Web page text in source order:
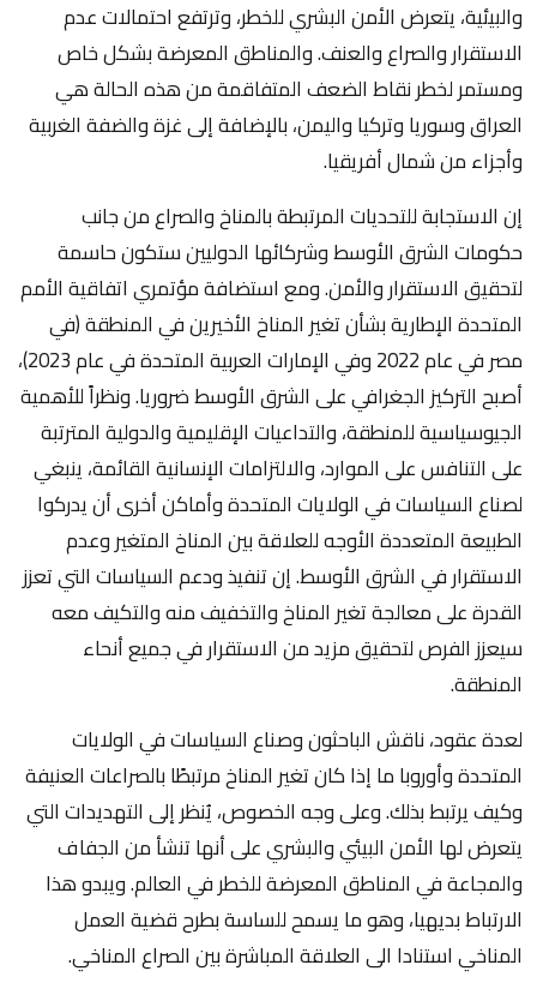
والبيئية، يتعرض الأمن البشري للخطر، وترتفع احتمالات عدم
الاستقرار والصراع والعنف. والمناطق المعرضة بشكل خاص
ومستمر لخطر نقاط الضعف المتفاقمة من هذه الحالة هي
العراق وسوريا وتركيا واليمن، بالإضافة إلى غزة والضفة الغربية
وأجزاء من شمال أفريقيا.
إن الاستجابة للتحديات المرتبطة بالمناخ والصراع من جانب
حكومات الشرق الأوسط وشركائها الدوليين ستكون حاسمة
لتحقيق الاستقرار والأمن. ومع استضافة مؤتمري اتفاقية الأمم
المتحدة الإطارية بشأن تغير المناخ الأخيرين في المنطقة (في
مصر في عام 2022 وفي الإمارات العربية المتحدة في عام 2023)،
أصبح التركيز الجغرافي على الشرق الأوسط ضروريا. ونظراً للأهمية
الجيوسياسية للمنطقة، والتداعيات الإقليمية والدولية المترتبة
على التنافس على الموارد، والالتزامات الإنسانية القائمة، ينبغي
لصناع السياسات في الولايات المتحدة وأماكن أخرى أن يدركوا
الطبيعة المتعددة الأوجه للعلاقة بين المناخ المتغير وعدم
الاستقرار في الشرق الأوسط. إن تنفيذ ودعم السياسات التي تعزز
القدرة على معالجة تغير المناخ والتخفيف منه والتكيف معه
سيعزز الفرص لتحقيق مزيد من الاستقرار في جميع أنحاء
المنطقة.
لعدة عقود، ناقش الباحثون وصناع السياسات في الولايات
المتحدة وأوروبا ما إذا كان تغير المناخ مرتبطًا بالصراعات العنيفة
وكيف يرتبط بذلك. وعلى وجه الخصوص، يُنظر إلى التهديدات التي
يتعرض لها الأمن البيئي والبشري على أنها تنشأ من الجفاف
والمجاعة في المناطق المعرضة للخطر في العالم. ويبدو هذا
الارتباط بديهيا، وهو ما يسمح للساسة بطرح قضية العمل
المناخي استنادا الى العلاقة المباشرة بين الصراع المناخي.